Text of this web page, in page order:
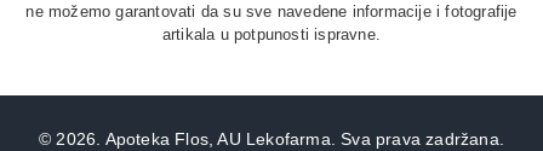
ne možemo garantovati da su sve navedene informacije i fotografije
artikala u potpunosti ispravne.
© 2026. Apoteka Flos, AU Lekofarma. Sva prava zadržana.